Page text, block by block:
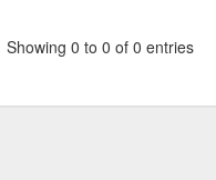
Showing 0 to 0 of 0 entries